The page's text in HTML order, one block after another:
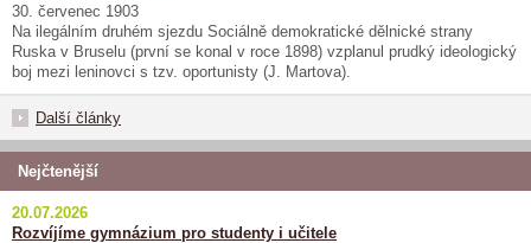
30. červenec 1903
Na ilegálním druhém sjezdu Sociálně demokratické dělnické strany
Ruska v Bruselu (první se konal v roce 1898) vzplanul prudký ideologický
boj mezi leninovci s tzv. oportunisty (J. Martova).
Další články
Nejčtenější
20.07.2026
Rozvíjíme gymnázium pro studenty i učitele